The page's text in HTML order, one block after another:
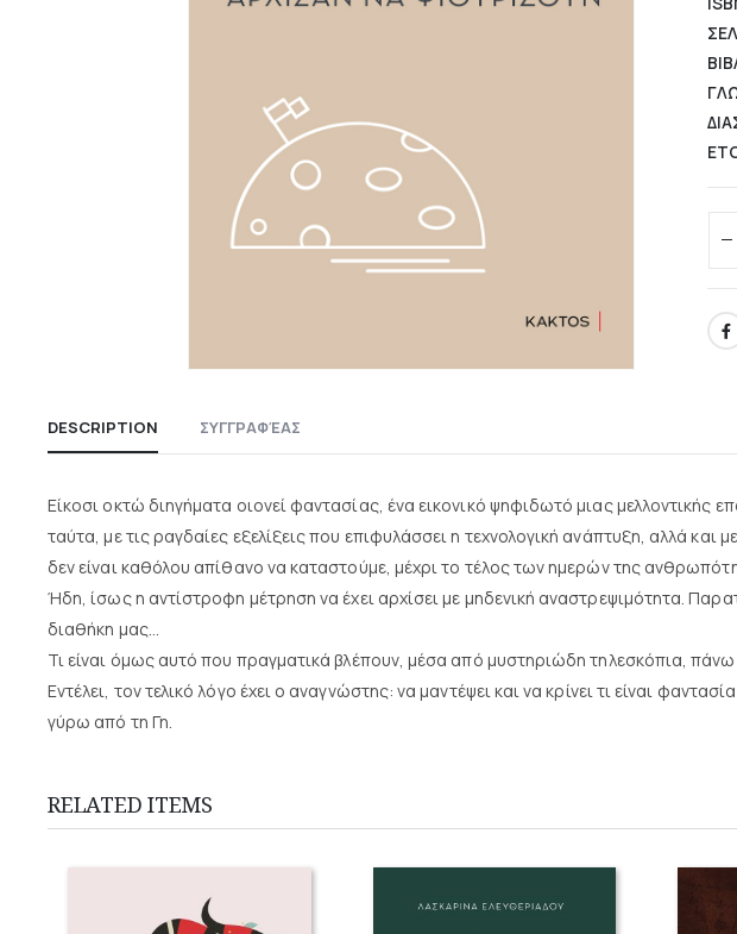
DESCRIPTION ΣΥΓΓΡΑΦΈΑΣ
Είκοσι οκτώ διηγήματα οιονεί φαντασίας, ένα εικονικό ψηφιδωτό μιας
ταύτα, με τις ραγδαίες εξελίξεις που επιφυλάσσει η τεχνολογική ανάπτυξη, αλλά
δεν είναι καθόλου απίθανο να καταστούμε, μέχρι το τέλος των ημερών της
Ήδη, ίσως η αντίστροφη μέτρηση να έχει αρχίσει με μηδενική αναστρεψιμότητα.
διαθήκη μας…
Τι είναι όμως αυτό που πραγματικά βλέπουν, μέσα από μυστηριώδη τηλεσκόπια,
Εντέλει, τον τελικό λόγο έχει ο αναγνώστης: να μαντέψει και να κρίνει τι είναι
γύρω από τη Γη.
RELATED ITEMS